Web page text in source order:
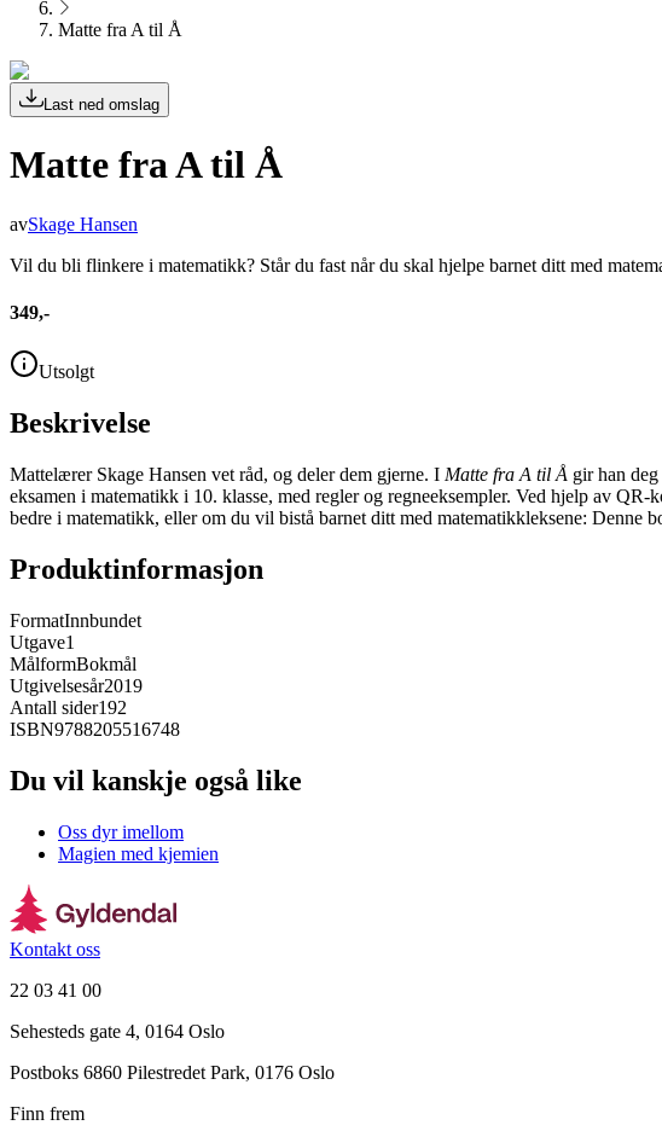
Matte fra A til Å
Last ned omslag
Matte fra A til Å
avSkage Hansen
Vil du bli flinkere i matematikk? Står du fast når du skal hjelpe barnet ditt med
349,-
Utsolgt
Beskrivelse
Mattelærer Skage Hansen vet råd, og deler dem gjerne. I Matte fra A til Å gir han
eksamen i matematikk i 10. klasse, med regler og regneeksempler. Ved hjelp av
bedre i matematikk, eller om du vil bistå barnet ditt med matematikkleksene: Denne
Produktinformasjon
FormatInnbundet
Utgave1
MålformBokmål
Utgivelsesår2019
Antall sider192
ISBN9788205516748
Du vil kanskje også like
Oss dyr imellom
Magien med kjemien
Kontakt oss
22 03 41 00
Sehesteds gate 4, 0164 Oslo
Postboks 6860 Pilestredet Park, 0176 Oslo
Finn frem